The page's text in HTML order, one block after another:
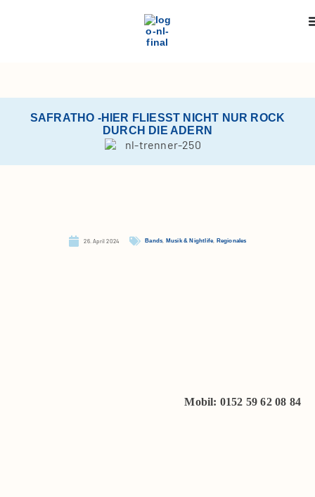
SAFRATHO ‑HIER FLIESST NICHT NUR ROCK D
URCH DIE ADERN
26. April 2024 Bands Musik & Nightlife, Regionales
Mobil: 0152 59 62 08 84